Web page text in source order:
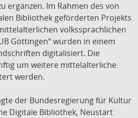
ergänzen. Im Rahmen des von
Bibliothek geförderten Projekts
volkssprachlichen
Göttingen“ wurden in einem
digitalisiert. Die
um weitere mittelalterliche
werden.
der Bundesregierung für Kultur
Digitale Bibliothek, Neustart